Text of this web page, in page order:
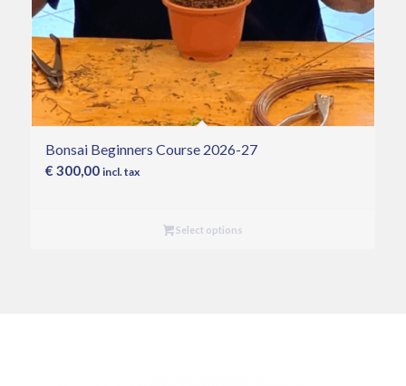
Bonsai Beginners Course 2026-27
€ 300,00 incl. tax
Select options